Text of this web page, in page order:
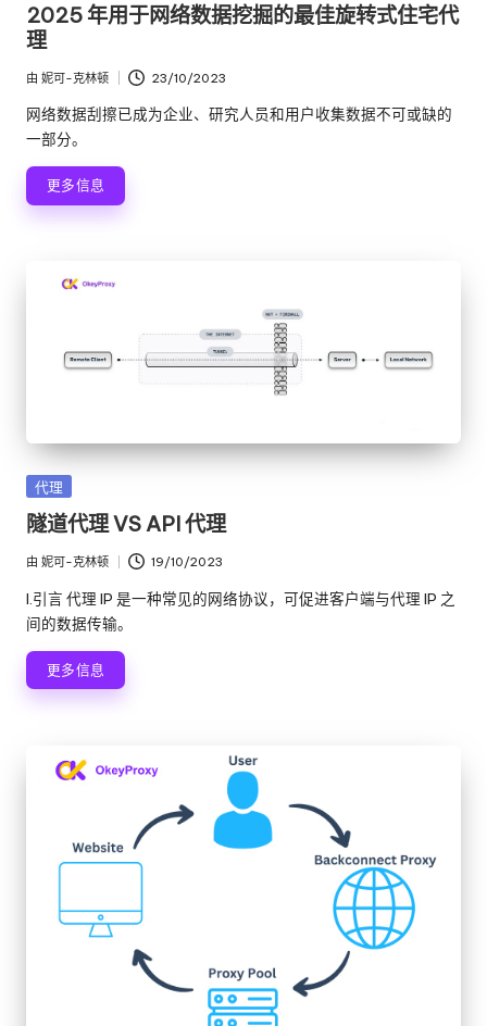
在
2025 年用于网络数据挖掘的最佳旋转式住宅代
理
发
布
由 妮可-克林顿 23/10/2023
网络数据刮擦已成为企业、研究人员和用户收集数据不可或缺的
一部分。
更多信息
发
布
在
代理
隧道代理 VS API 代理
发
布
者
由 妮可-克林顿 19/10/2023
I.引言 代理 IP 是一种常见的网络协议，可促进客户端与代理 IP 之
间的数据传输。
更多信息